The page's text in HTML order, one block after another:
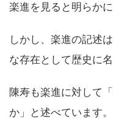
楽進を見ると明らか
しかし、楽進の記述
な存在として歴史に
陳寿も楽進に対して
か」と述べています。